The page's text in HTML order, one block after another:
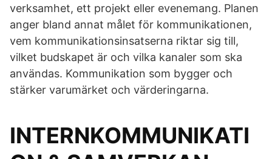
verksamhet, ett projekt eller evenemang. Planen
anger bland annat målet för kommunikationen,
vem kommunikationsinsatserna riktar sig till,
vilket budskapet är och vilka kanaler som ska
användas. Kommunikation som bygger och
stärker varumärket och värderingarna.
INTERNKOMMUNIKATI